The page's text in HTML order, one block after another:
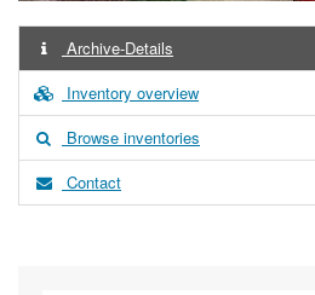
Archive-Details
Inventory overview
Browse inventories
Contact